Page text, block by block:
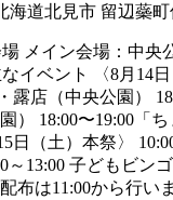
海道北見市 留辺蘂
場 メイン会場：中央
イベント 〈8月14日
露店（中央公園）
） 18:00〜19:00「
日（土）本祭〉
～13:00 子どもビン
布は11:00から行い